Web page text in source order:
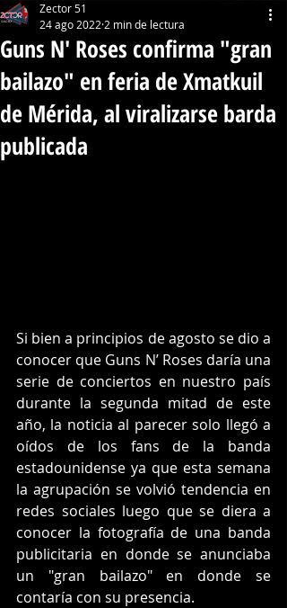
Guns N' Roses confirma "gran
bailazo" en feria de Xmatkuil
de Mérida, al viralizarse barda
publicada
Zector 51
24 ago 2022 2 min de lectura
Si bien a principios de agosto se dio a
conocer que Guns N’ Roses daría una
serie de conciertos en nuestro país
durante la segunda mitad de este
año, la noticia al parecer solo llegó a
oídos de los fans de la banda
estadounidense ya que esta semana
la agrupación se volvió tendencia en
redes sociales luego que se diera a
conocer la fotografía de una banda
publicitaria en donde se anunciaba
un "gran bailazo" en donde se
contaría con su presencia.